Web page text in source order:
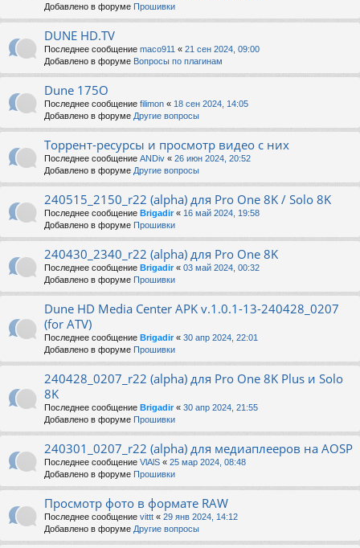
Добавлено в форуме Прошивки
DUNE HD.TV
Последнее сообщение maco911 « 21 сен 2024, 09:00
Добавлено в форуме Вопросы по плагинам
Dune 175O
Последнее сообщение filimon « 18 сен 2024, 14:05
Добавлено в форуме Другие вопросы
Торрент-ресурсы и просмотр видео с них
Последнее сообщение ANDiv « 26 июн 2024, 20:52
Добавлено в форуме Другие вопросы
240515_2150_r22 (alpha) для Pro One 8K / Solo 8K
Последнее сообщение Brigadir« 16 май 2024, 19:58
Добавлено в форуме Прошивки
240430_2340_r22 (alpha) для Pro One 8K
Последнее сообщение Brigadir« 03 май 2024, 00:32
Добавлено в форуме Прошивки
Dune HD Media Center APK v.1.0.1-13-240428_0207
(for ATV)
Последнее сообщение Brigadir« 30 апр 2024, 22:01
Добавлено в форуме Прошивки
240428_0207_r22 (alpha) для Pro One 8K Plus и Solo
8K
Последнее сообщение Brigadir« 30 апр 2024, 21:55
Добавлено в форуме Прошивки
240301_0207_r22 (alpha) для медиаплееров на AOSP
Последнее сообщение VlAlS « 25 мар 2024, 08:48
Добавлено в форуме Прошивки
Просмотр фото в формате RAW
Последнее сообщение vittt « 29 янв 2024, 14:12
Добавлено в форуме Другие вопросы